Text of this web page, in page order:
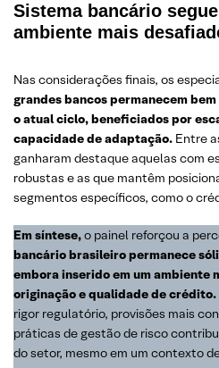
Sistema bancário
ambiente mais
Nas considerações finais, os
grandes bancos permanecem
o atual ciclo, beneficiados por
capacidade de adaptação. Entre
ganharam destaque aquelas com
robustas e as que mantêm
segmentos específicos, como o
Em síntese,o painel reforçou a
bancário brasileiro permanece
embora inserido em um ambiente
originação e qualidade de crédito.
rigor regulatório, provisões mais
práticas de gestão de risco
do setor, mesmo em um contexto